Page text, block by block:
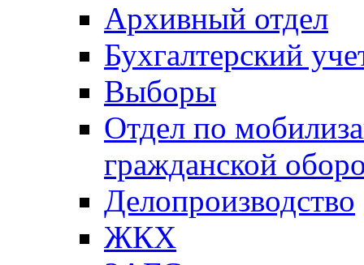
Архивный отдел
Бухгалтерский
Выборы
Отдел по
гражданской
Делопроизводство
ЖКХ